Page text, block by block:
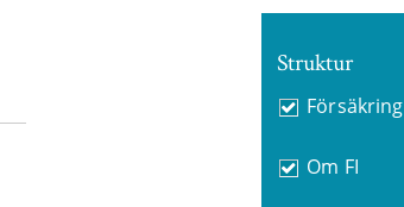
Struktur
Försäkring
Om FI